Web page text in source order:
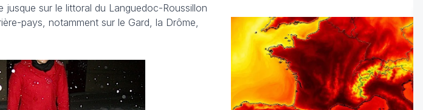
sur le littoral du Languedoc-Roussillon
pays, notamment sur le Gard, la Drôme,